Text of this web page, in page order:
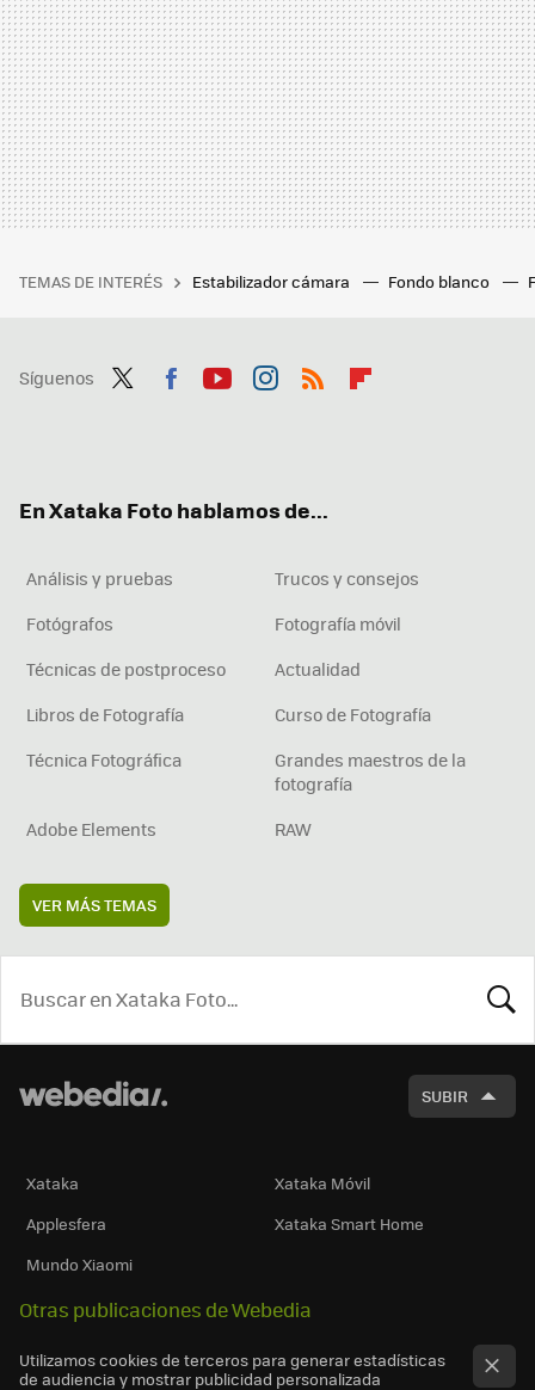
TEMAS DE INTERÉS Estabilizador cámara Fondo blanco
Síguenos
En Xataka Foto hablamos de...
Análisis y pruebas
Trucos y consejos
Fotógrafos
Fotografía móvil
Técnicas de postproceso
Actualidad
Libros de Fotografía
Curso de Fotografía
Técnica Fotográfica
Grandes maestros de la
fotografía
Adobe Elements
RAW
VER MÁS TEMAS
SUBIR
Xataka
Xataka Móvil
Applesfera
Xataka Smart Home
Mundo Xiaomi
Otras publicaciones de Webedia
Utilizamos cookies de terceros para generar estadísticas
de audiencia y mostrar publicidad personalizada